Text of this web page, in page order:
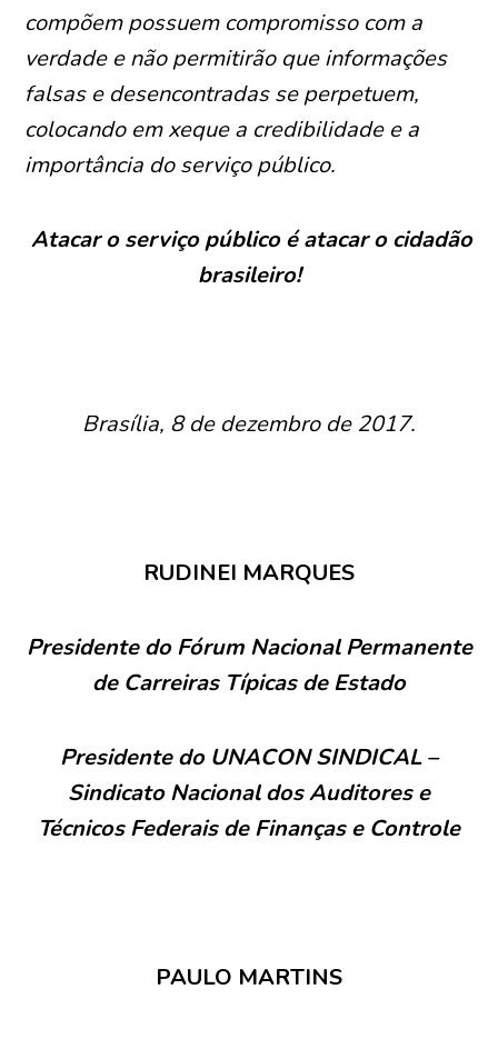
compõem possuem compromisso com a
verdade e não permitirão que informações
falsas e desencontradas se perpetuem,
colocando em xeque a credibilidade e a
importância do serviço público.
Atacar o serviço público é atacar o cidadão
brasileiro!
Brasília, 8 de dezembro de 2017.
RUDINEI MARQUES
Presidente do Fórum Nacional Permanente
de Carreiras Típicas de Estado
Presidente do UNACON SINDICAL –
Sindicato Nacional dos Auditores e
Técnicos Federais de Finanças e Controle
PAULO MARTINS